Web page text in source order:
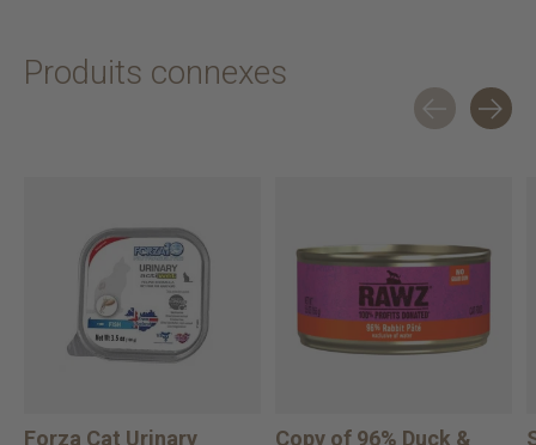
Produits connexes
Forza Cat Urinary
Copy of 96% Duck &